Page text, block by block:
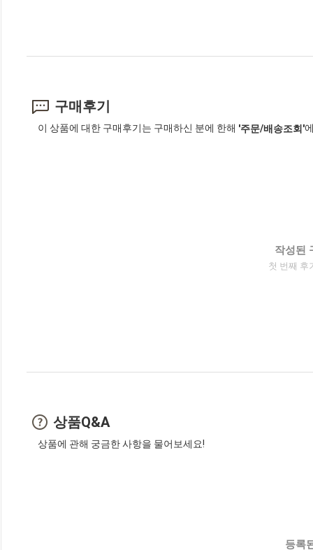
구매후기
이 상품에 대한 구매후기는 구매하신 분에 한해 '주문/배송조회'
작성된
첫 번째 후
상품Q&A
상품에 관해 궁금한 사항을 물어보세요!
등록